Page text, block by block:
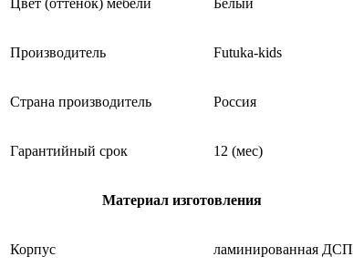
Производитель Futuka-kids
Страна производитель Россия
Гарантийный срок 12 (мес)
Материал изготовления
Корпус ламинированная ДСП